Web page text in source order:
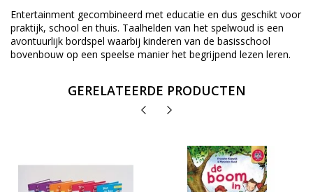
Entertainment gecombineerd met educatie en dus geschikt voor
praktijk, school en thuis. Taalhelden van het spelwoud is een
avontuurlijk bordspel waarbij kinderen van de basisschool
bovenbouw op een speelse manier het begrijpend lezen leren.
GERELATEERDE PRODUCTEN